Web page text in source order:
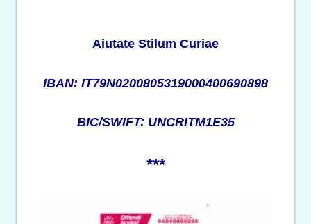
Aiutate Stilum Curiae
IBAN: IT79N0200805319000400690898
BIC/SWIFT: UNCRITM1E35
***